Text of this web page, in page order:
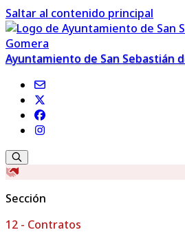
Saltar al contenido principal
Ayuntamiento de San Sebastián
Sección
12 - Contratos